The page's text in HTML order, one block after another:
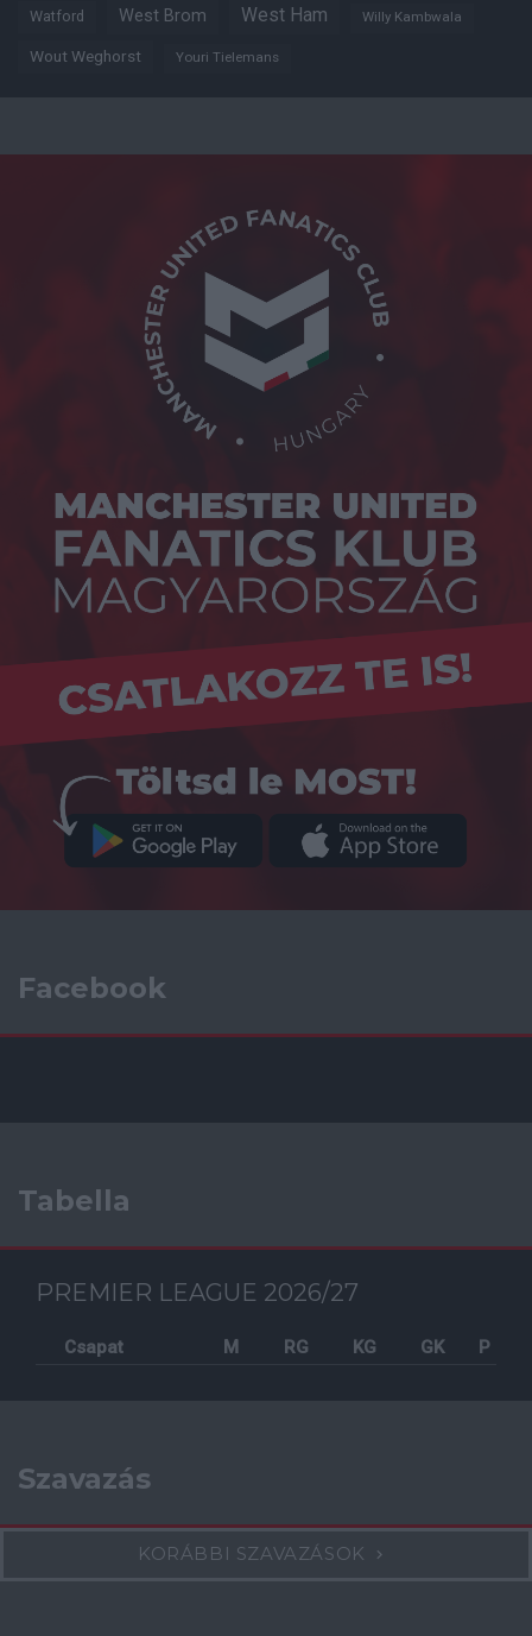
Watford West Brom West Ham Willy Kambwala
Wout Weghorst Youri Tielemans
Facebook
Tabella
PREMIER LEAGUE 2026/27
Csapat M RG KG GK P
Szavazás
KORÁBBI SZAVAZÁSOK